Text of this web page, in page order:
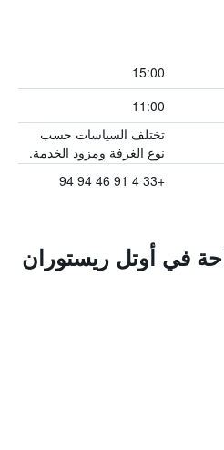
15:00
11:00
تختلف السياسات حسب
نوع الغرفة ومزود الخدمة.
+33 4 91 46 94 94
في أوتل ريستوران